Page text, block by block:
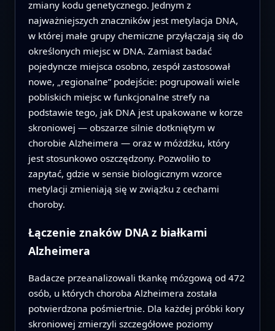
zmiany kodu genetycznego. Jednym z
najważniejszych znaczników jest metylacja DNA,
w której małe grupy chemiczne przyłączają się do
określonych miejsc w DNA. Zamiast badać
pojedyncze miejsca osobno, zespół zastosował
nowe, „regionalne” podejście: pogrupowali wiele
pobliskich miejsc w funkcjonalne strefy na
podstawie tego, jak DNA jest upakowane w korze
skroniowej — obszarze silnie dotkniętym w
chorobie Alzheimera — oraz w móżdżku, który
jest stosunkowo oszczędzony. Pozwoliło to
zapytać, gdzie w sensie biologicznym wzorce
metylacji zmieniają się w związku z cechami
choroby.
Łączenie znaków DNA z białkami
Alzheimera
Badacze przeanalizowali tkankę mózgową od 472
osób, u których choroba Alzheimera została
potwierdzona pośmiertnie. Dla każdej próbki kory
skroniowej zmierzyli szczegółowe poziomy